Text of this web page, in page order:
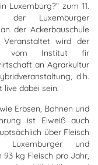
Luxemburg?“ zum 11.
Luxemburger
der Ackerbauschule
wird der
vom Institut fir
an Agrarkultur
d.h.
live dabei sein.
Erbsen, Bohnen und
ist Eiweiß auch
über Fleisch
und
kg Fleisch pro Jahr,